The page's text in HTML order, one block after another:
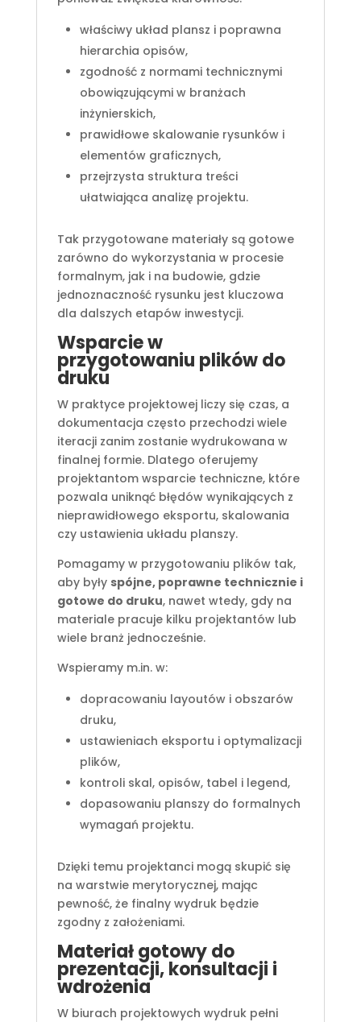
właściwy układ plansz i poprawna
hierarchia opisów,
zgodność z normami technicznymi
obowiązującymi w branżach
inżynierskich,
prawidłowe skalowanie rysunków i
elementów graficznych,
przejrzysta struktura treści
ułatwiająca analizę projektu.
Tak przygotowane materiały są gotowe
zarówno do wykorzystania w procesie
formalnym, jak i na budowie, gdzie
jednoznaczność rysunku jest kluczowa
dla dalszych etapów inwestycji.
Wsparcie w
przygotowaniu plików do
druku
W praktyce projektowej liczy się czas, a
dokumentacja często przechodzi wiele
iteracji zanim zostanie wydrukowana w
finalnej formie. Dlatego oferujemy
projektantom wsparcie techniczne, które
pozwala uniknąć błędów wynikających z
nieprawidłowego eksportu, skalowania
czy ustawienia układu planszy.
Pomagamy w przygotowaniu plików tak,
aby były spójne, poprawne technicznie i
gotowe do druku, nawet wtedy, gdy na
materiale pracuje kilku projektantów lub
wiele branż jednocześnie.
Wspieramy m.in. w:
dopracowaniu layoutów i obszarów
druku,
ustawieniach eksportu i optymalizacji
plików,
kontroli skal, opisów, tabel i legend,
dopasowaniu planszy do formalnych
wymagań projektu.
Dzięki temu projektanci mogą skupić się
na warstwie merytorycznej, mając
pewność, że finalny wydruk będzie
zgodny z założeniami.
Materiał gotowy do
prezentacji, konsultacji i
wdrożenia
W biurach projektowych wydruk pełni